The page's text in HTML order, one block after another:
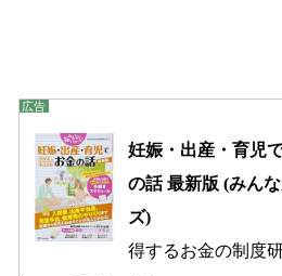
妊娠・出産・育児
の話 最新版 (みん
ズ)
得するお金の制度